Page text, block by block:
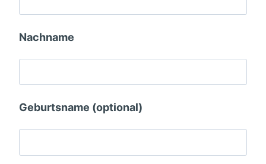
Nachname
Geburtsname (optional)